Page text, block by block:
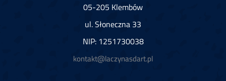
05-205 Klembów
ul. Słoneczna 33
NIP: 1251730038
kontakt@laczynasdart.pl